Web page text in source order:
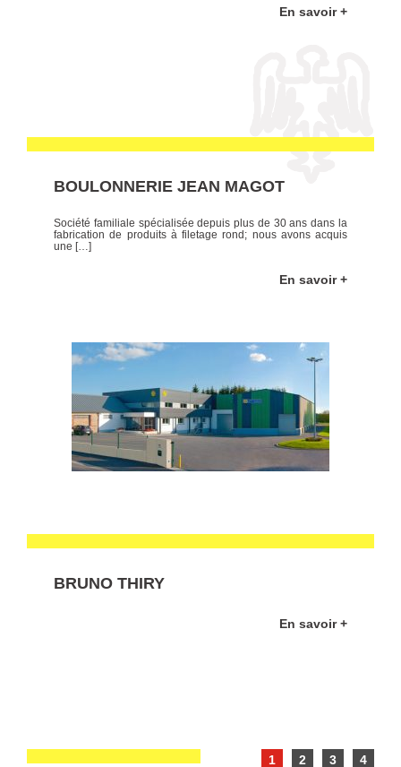
En savoir +
BOULONNERIE JEAN MAGOT
Société familiale spécialisée depuis plus de 30 ans dans la
fabrication de produits à filetage rond; nous avons acquis
une […]
En savoir +
BRUNO THIRY
En savoir +
1 2 3 4